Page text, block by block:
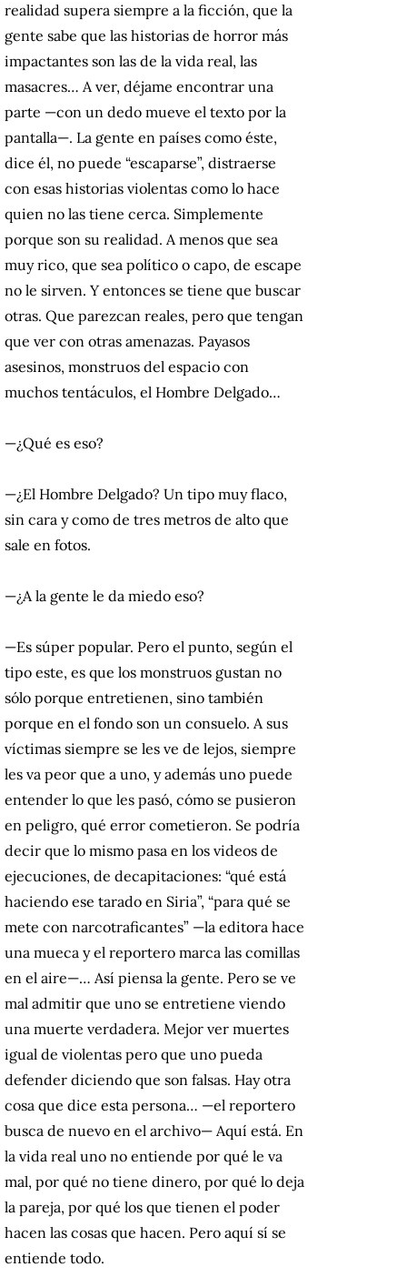
realidad supera siempre a la ficción, que la
gente sabe que las historias de horror más
impactantes son las de la vida real, las
masacres… A ver, déjame encontrar una
parte —con un dedo mueve el texto por la
pantalla—. La gente en países como éste,
dice él, no puede “escaparse”, distraerse
con esas historias violentas como lo hace
quien no las tiene cerca. Simplemente
porque son su realidad. A menos que sea
muy rico, que sea político o capo, de escape
no le sirven. Y entonces se tiene que buscar
otras. Que parezcan reales, pero que tengan
que ver con otras amenazas. Payasos
asesinos, monstruos del espacio con
muchos tentáculos, el Hombre Delgado…
—¿Qué es eso?
—¿El Hombre Delgado? Un tipo muy flaco,
sin cara y como de tres metros de alto que
sale en fotos.
—¿A la gente le da miedo eso?
—Es súper popular. Pero el punto, según el
tipo este, es que los monstruos gustan no
sólo porque entretienen, sino también
porque en el fondo son un consuelo. A sus
víctimas siempre se les ve de lejos, siempre
les va peor que a uno, y además uno puede
entender lo que les pasó, cómo se pusieron
en peligro, qué error cometieron. Se podría
decir que lo mismo pasa en los videos de
ejecuciones, de decapitaciones: “qué está
haciendo ese tarado en Siria”, “para qué se
mete con narcotraficantes” —la editora hace
una mueca y el reportero marca las comillas
en el aire—… Así piensa la gente. Pero se ve
mal admitir que uno se entretiene viendo
una muerte verdadera. Mejor ver muertes
igual de violentas pero que uno pueda
defender diciendo que son falsas. Hay otra
cosa que dice esta persona… —el reportero
busca de nuevo en el archivo— Aquí está. En
la vida real uno no entiende por qué le va
mal, por qué no tiene dinero, por qué lo deja
la pareja, por qué los que tienen el poder
hacen las cosas que hacen. Pero aquí sí se
entiende todo.